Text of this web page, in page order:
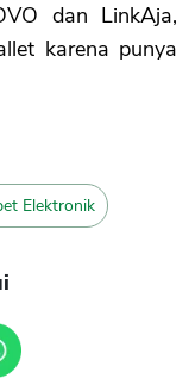
dan LinkAja,
karena punya
Elektronik